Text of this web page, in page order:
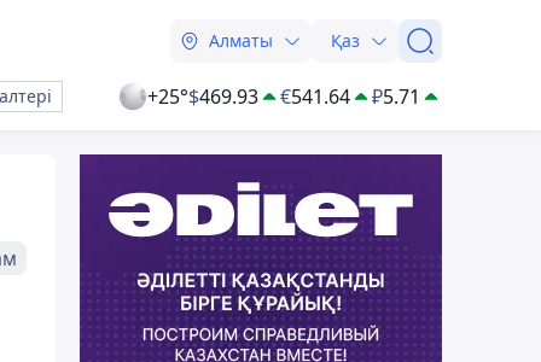
Алматы Қаз
+25°$469.93 €541.64 ₽5.71